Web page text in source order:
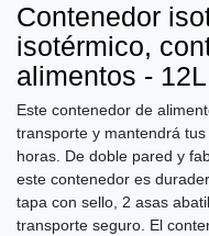
Contenedor
isotérmico,
alimentos - 12L
Este contenedor de
transporte y mantendrá
horas. De doble pared y
este contenedor es
tapa con sello, 2 asas
transporte seguro. El